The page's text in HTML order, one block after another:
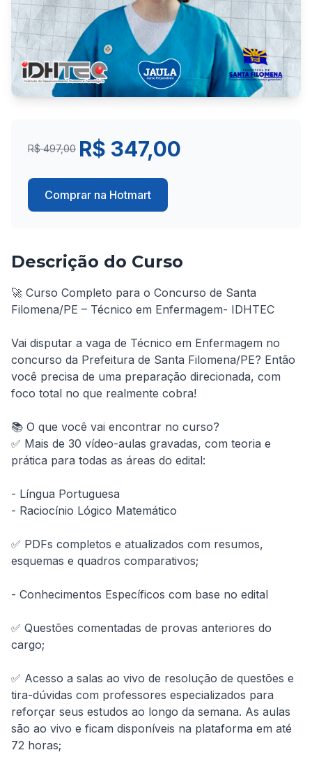
R$ 497,00 R$ 347,00
Comprar na Hotmart
Descrição do Curso
🚀 Curso Completo para o Concurso de Santa
Filomena/PE – Técnico em Enfermagem- IDHTEC
Vai disputar a vaga de Técnico em Enfermagem no
concurso da Prefeitura de Santa Filomena/PE? Então
você precisa de uma preparação direcionada, com
foco total no que realmente cobra!
📚 O que você vai encontrar no curso?
✅ Mais de 30 vídeo-aulas gravadas, com teoria e
prática para todas as áreas do edital:
- Língua Portuguesa
- Raciocínio Lógico Matemático
✅ PDFs completos e atualizados com resumos,
esquemas e quadros comparativos;
- Conhecimentos Específicos com base no edital
✅ Questões comentadas de provas anteriores do
cargo;
✅ Acesso a salas ao vivo de resolução de questões e
tira-dúvidas com professores especializados para
reforçar seus estudos ao longo da semana. As aulas
são ao vivo e ficam disponíveis na plataforma em até
72 horas;